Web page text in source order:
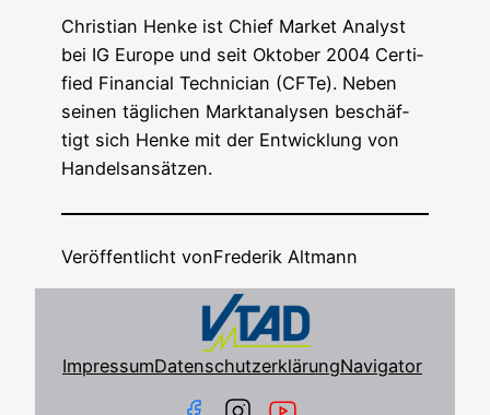
Chris­ti­an Hen­ke ist Chief Mar­ket Ana­lyst
bei IG Euro­pe und seit Okto­ber 2004 Cer­ti­
fied Finan­cial Tech­ni­ci­an (CFTe). Neben
sei­nen täg­li­chen Markt­ana­ly­sen beschäf­
tigt sich Hen­ke mit der Ent­wick­lung von
Handelsansätzen.
Veröffentlicht vonFrederik Altmann
ImpressumDatenschutzerklärungNavigator